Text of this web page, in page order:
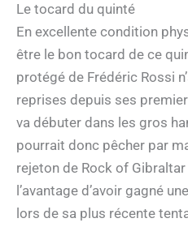
Le tocard du quinté
En excellente condition
être le bon tocard de ce
protégé de Frédéric Rossi
reprises depuis ses
va débuter dans les gros
pourrait donc pêcher par
rejeton de Rock of
l’avantage d’avoir gagné
lors de sa plus récente